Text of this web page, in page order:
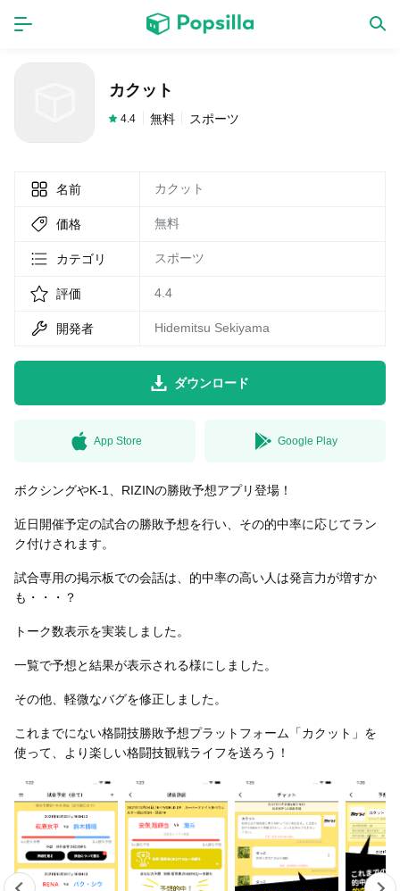
LINE無料スタンプ
無料猫ミーム
カクット
4.4 無料 スポーツ
名前 カクット
価格 無料
カテゴリ スポーツ
評価 4.4
開発者 Hidemitsu Sekiyama
ダウンロード
App Store Google Play
ボクシングやK-1、RIZINの勝敗予想アプリ登場！
近日開催予定の試合の勝敗予想を行い、その的中率に応じてラン
ク付けされます。
試合専用の掲示板での会話は、的中率の高い人は発言力が増すか
も・・・？
トーク数表示を実装しました。
一覧で予想と結果が表示される様にしました。
その他、軽微なバグを修正しました。
これまでにない格闘技勝敗予想プラットフォーム「カクット」を
使って、より楽しい格闘技観戦ライフを送ろう！